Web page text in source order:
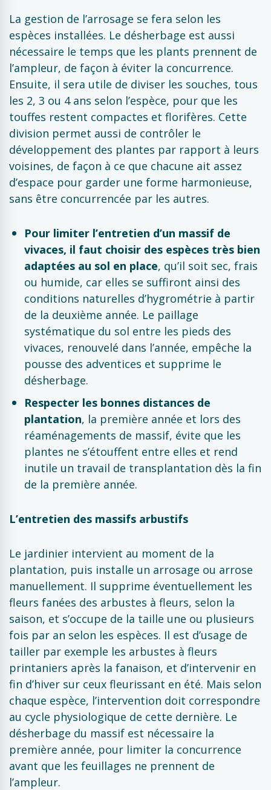
La gestion de l’arrosage se fera selon les
espèces installées. Le désherbage est aussi
nécessaire le temps que les plants prennent de
l’ampleur, de façon à éviter la concurrence.
Ensuite, il sera utile de diviser les souches, tous
les 2, 3 ou 4 ans selon l’espèce, pour que les
touffes restent compactes et florifères. Cette
division permet aussi de contrôler le
développement des plantes par rapport à leurs
voisines, de façon à ce que chacune ait assez
d’espace pour garder une forme harmonieuse,
sans être concurrencée par les autres.
Pour limiter l’entretien d’un massif de
vivaces, il faut choisir des espèces très bien
adaptées au sol en place, qu’il soit sec, frais
ou humide, car elles se suffiront ainsi des
conditions naturelles d’hygrométrie à partir
de la deuxième année. Le paillage
systématique du sol entre les pieds des
vivaces, renouvelé dans l’année, empêche la
pousse des adventices et supprime le
désherbage.
Respecter les bonnes distances de
plantation, la première année et lors des
réaménagements de massif, évite que les
plantes ne s’étouffent entre elles et rend
inutile un travail de transplantation dès la fin
de la première année.
L’entretien des massifs arbustifs
Le jardinier intervient au moment de la
plantation, puis installe un arrosage ou arrose
manuellement. Il supprime éventuellement les
fleurs fanées des arbustes à fleurs, selon la
saison, et s’occupe de la taille une ou plusieurs
fois par an selon les espèces. Il est d’usage de
tailler par exemple les arbustes à fleurs
printaniers après la fanaison, et d’intervenir en
fin d’hiver sur ceux fleurissant en été. Mais selon
chaque espèce, l’intervention doit correspondre
au cycle physiologique de cette dernière. Le
désherbage du massif est nécessaire la
première année, pour limiter la concurrence
avant que les feuillages ne prennent de
l’ampleur.